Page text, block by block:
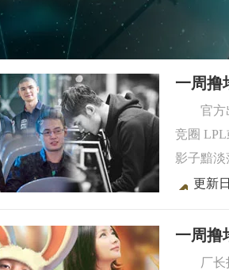
一周撸
官方
竞圈
影子黯
更新
一周撸
厂